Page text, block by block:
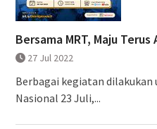
Bersama MRT, Maju
27 Jul 2022
Berbagai kegiatan
Nasional 23 Juli,...